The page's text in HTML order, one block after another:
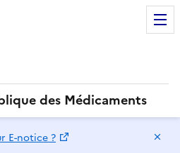
des Médicaments
E-notice ?